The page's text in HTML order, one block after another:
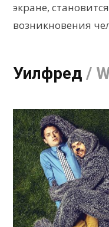
экране,
возникновения
Уилфред /